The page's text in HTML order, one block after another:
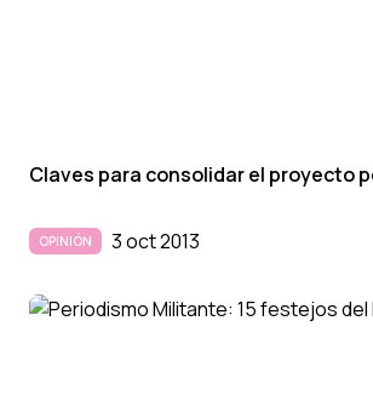
Claves para consolidar el proyecto
OPINIÓN 3 oct 2013